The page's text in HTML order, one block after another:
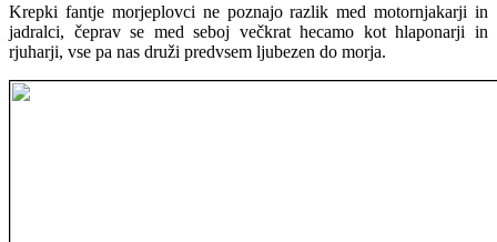
Krepki fantje morjeplovci ne poznajo razlik med motornjakarji in
jadralci, čeprav se med seboj večkrat hecamo kot hlaponarji in
rjuharji, vse pa nas druži predvsem ljubezen do morja.